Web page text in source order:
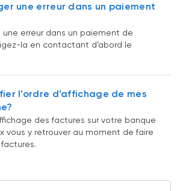
une erreur dans un paiement
une erreur dans un paiement de
la en contactant d’abord le
l’ordre d’affichage de mes
des factures sur votre banque
vous y retrouver au moment de faire